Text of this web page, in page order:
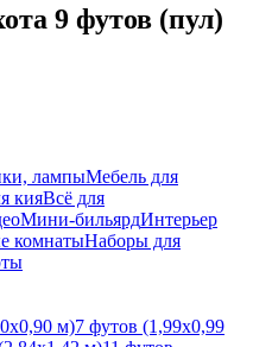
9 футов (пул)
лампыМебель для
кияВсё для
Мини-бильярдИнтерьер
комнатыНаборы для
м)7 футов (1,99х0,99